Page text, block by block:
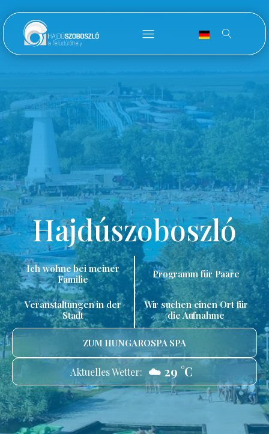
Hajdúszoboszló
Ich wohne bei meiner
Familie
Programm für Paare
Veranstaltungen in der
Stadt
Wir suchen einen Ort für
die Aufnahme
ZUM HUNGAROSPA SPA
Aktuelles Wetter: ☁️ 29 °C